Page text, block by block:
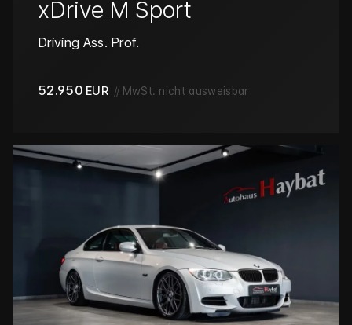
xDrive M Sport
Driving Ass. Prof.
52.950 EUR // MwSt. nicht ausweisbar